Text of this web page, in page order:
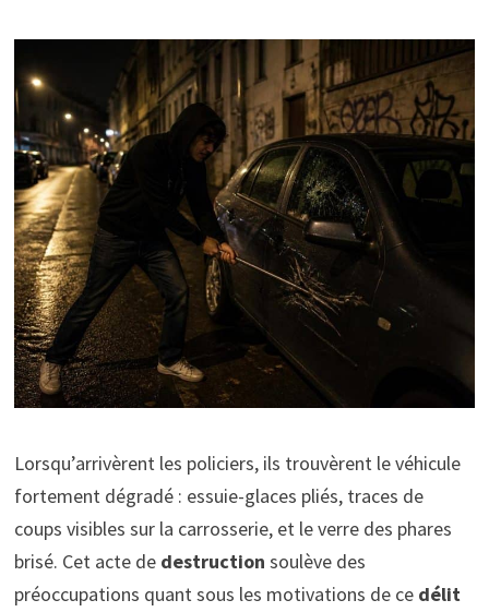
Lorsqu’arrivèrent les policiers, ils trouvèrent le véhicule
fortement dégradé : essuie-glaces pliés, traces de
coups visibles sur la carrosserie, et le verre des phares
brisé. Cet acte de destruction soulève des
préoccupations quant sous les motivations de ce délit